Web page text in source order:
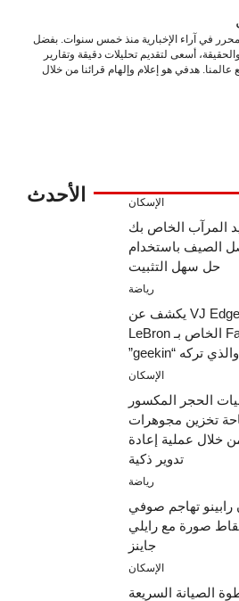
في آراء الإخبارية منذ خمس سنوات. بفضل
أسعى لتقديم تحليلات دقيقة وتقارير
هدفي هو إعلام وإلهام قرائنا من خلال
الأحدث الإسكان
المرآب الخاص بك
الصيف باستخدام
حل سهل التثبيت
رياضة
VJ Edgecombe يكشف عن
FaceTime الخاص بـ LeBron
الإسكان
الحجر المكسور
تخزين مجوهرات
خلال عملية إعادة
تدوير ذكية
رياضة
رابينو تهاجم صوفي
صورة مع رايلي
جاينز
الإسكان
الصيانة السريعة